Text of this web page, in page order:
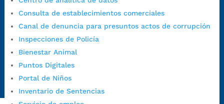
Consulta de establecimientos comerciales
Canal de denuncia para presuntos actos de corrupción
Inspecciones de Policía
Bienestar Animal
Puntos Digitales
Portal de Niños
Inventario de Sentencias
judiciales: notificaciones@bucaramanga.gov.co
Canal de denuncia para presuntos actos de corrupción:
https://canaldenuncia.bucaramanga.gov.co/
Emergencia: https://emergencia.bucaramanga.gov.co/
Radique aquí su queja disciplinaria:
https://www.bucaramanga.gov.co/gobierno-ciudadanos-
1/secretarias/oficina-de-control-interno-disciplinario/